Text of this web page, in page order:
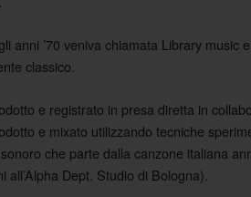
anni ’70 veniva chiamata Library
classico.
e registrato in presa diretta in
e mixato utilizzando tecniche
che parte dalla canzone italiana
Dept. Studio di Bologna).